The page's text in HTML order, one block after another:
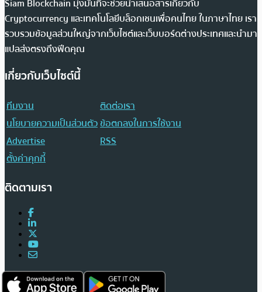
Siam Blockchain มุ่งมั่นที่จะช่วยนำเสนอสารเกี่ยวกับ
Cryptocurrency และเทคโนโลยีบล็อกเชนเพื่อคนไทย ในภาษาไทย เรา
รวบรวมข้อมูลส่วนใหญ่จากเว็บไซต์และเว็บบอร์ดต่างประเทศและนำมา
แปลส่งตรงถึงฟีดคุณ
เกี่ยวกับเว็บไซต์นี้
ทีมงาน
ติดต่อเรา
นโยบายความเป็นส่วนตัวข้อตกลงในการใช้งาน
Advertise
RSS
ตั้งค่าคุกกี้
ติดตามเรา